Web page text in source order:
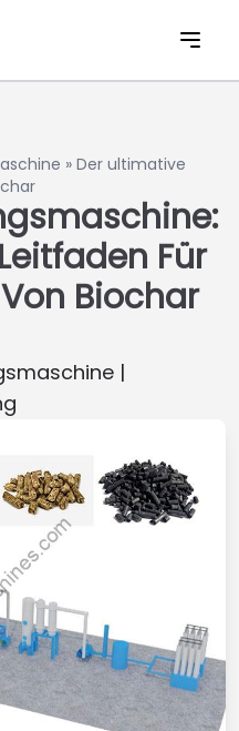
» Der ultimative
Für
Biochar
|